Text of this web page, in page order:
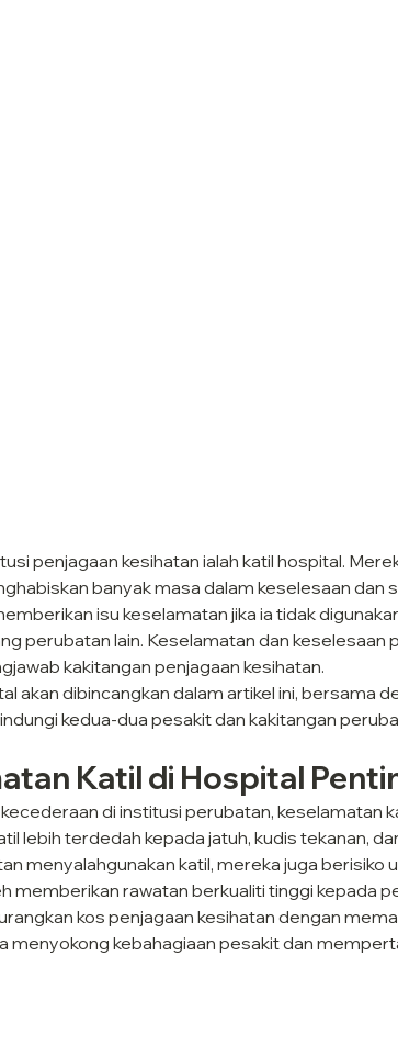
penjagaan kesihatan ialah katil hospital.
banyak masa dalam keselesaan dan
isu keselamatan jika ia tidak
perubatan lain. Keselamatan dan keselesaan
kakitangan penjagaan kesihatan.
akan dibincangkan dalam artikel ini, bersama
kedua-dua pesakit dan kakitangan
Katil di Hospital
di institusi perubatan, keselamatan
lebih terdedah kepada jatuh, kudis tekanan,
menyalahgunakan katil, mereka juga berisiko
memberikan rawatan berkualiti tinggi kepada
kos penjagaan kesihatan dengan
menyokong kebahagiaan pesakit dan